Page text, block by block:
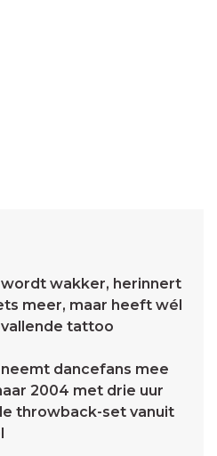
wakker, herinnert
meer, maar heeft wél
tattoo
dancefans mee
2004 met drie uur
throwback-set vanuit